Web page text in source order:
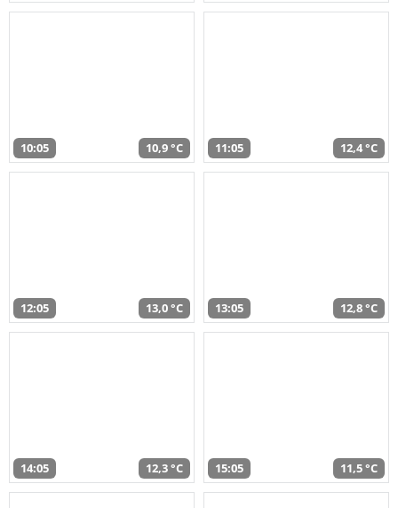
10:05 10,9 °C 11:05 12,4 °C
12:05 13,0 °C 13:05 12,8 °C
14:05 12,3 °C 15:05 11,5 °C